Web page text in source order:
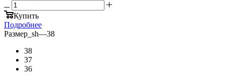
Купить
Подробнее
Размер_sh—38
38
37
36